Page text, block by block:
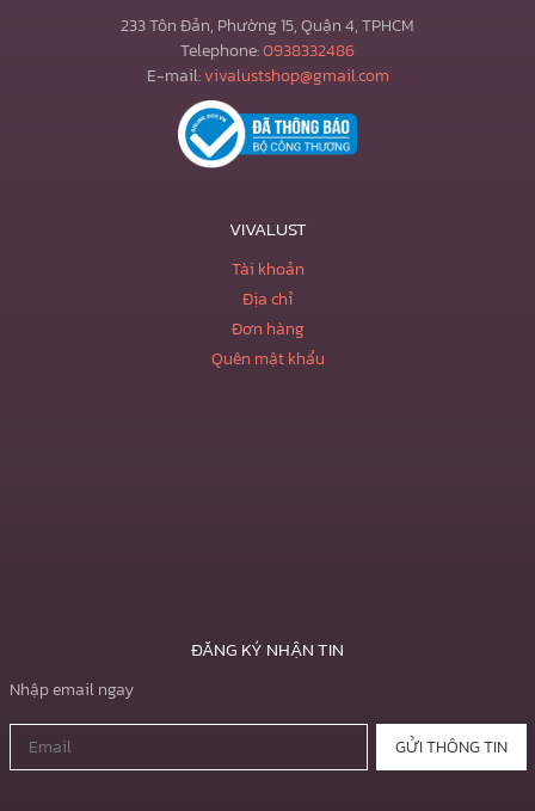
233 Tôn Đản, Phường 15, Quận 4, TPHCM
Telephone:0938332486
E-mail:vivalustshop@gmail.com
VIVALUST
Tài khoản
Địa chỉ
Đơn hàng
Quên mật khẩu
ĐĂNG KÝ NHẬN TIN
Nhập email ngay